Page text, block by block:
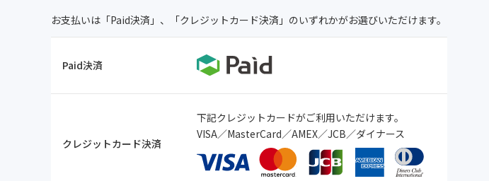
お支払いは「Paid決済」、「クレジットカード決済」のいずれかがお選びいただけます。
Paid決済
クレジットカード決済
下記クレジットカードがご利用いただけます。
VISA／MasterCard／AMEX／JCB／ダイナース